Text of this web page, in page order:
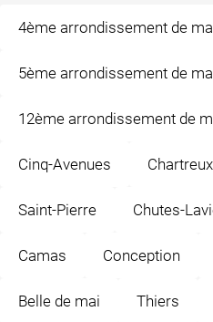
4ème arrondissement de
5ème arrondissement de
12ème arrondissement de
Cinq-Avenues Chartreux
Saint-Pierre Chutes-
Camas Conception
Belle de mai Thiers